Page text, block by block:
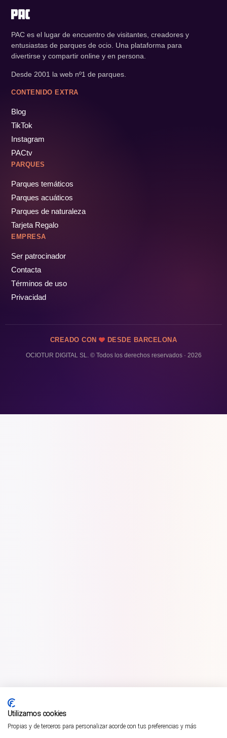
PAC es el lugar de encuentro de visitantes, creadores y
entusiastas de parques de ocio. Una plataforma para
divertirse y compartir online y en persona.
Desde 2001 la web nº1 de parques.
CONTENIDO EXTRA
Blog
TikTok
Instagram
PACtv
PARQUES
Parques temáticos
Parques acuáticos
Parques de naturaleza
Tarjeta Regalo
EMPRESA
Ser patrocinador
Contacta
Términos de uso
Privacidad
CREADO CON DESDE BARCELONA
OCIOTUR DIGITAL SL. © Todos los derechos reservados · 2026
Utilizamos cookies
Propias y de terceros para personalizar acorde con tus preferencias y más